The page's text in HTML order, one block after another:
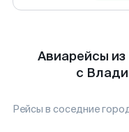
Авиарейсы
с
Рейсы в соседние